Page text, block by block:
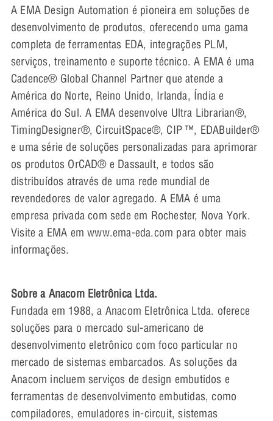
A EMA Design Automation é pioneira em soluções de
desenvolvimento de produtos, oferecendo uma gama
completa de ferramentas EDA, integrações PLM,
serviços, treinamento e suporte técnico. A EMA é uma
Cadence® Global Channel Partner que atende a
América do Norte, Reino Unido, Irlanda, Índia e
América do Sul. A EMA desenvolve Ultra Librarian®,
TimingDesigner®, CircuitSpace®, CIP ™, EDABuilder®
e uma série de soluções personalizadas para aprimorar
os produtos OrCAD® e Dassault, e todos são
distribuídos através de uma rede mundial de
revendedores de valor agregado. A EMA é uma
empresa privada com sede em Rochester, Nova York.
Visite a EMA em www.ema-eda.com para obter mais
informações.
Sobre a Anacom Eletrônica Ltda.
Fundada em 1988, a Anacom Eletrônica Ltda. oferece
soluções para o mercado sul-americano de
desenvolvimento eletrônico com foco particular no
mercado de sistemas embarcados. As soluções da
Anacom incluem serviços de design embutidos e
ferramentas de desenvolvimento embutidas, como
compiladores, emuladores in-circuit, sistemas